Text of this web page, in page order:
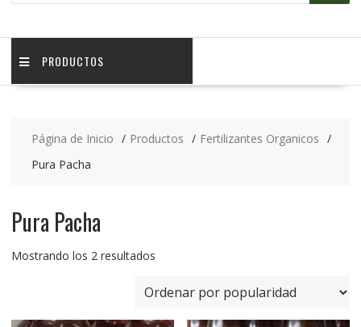
PRODUCTOS
Página de Inicio Productos
Fertilizantes Organicos
Pura Pacha
Pura Pacha
Mostrando los 2 resultados